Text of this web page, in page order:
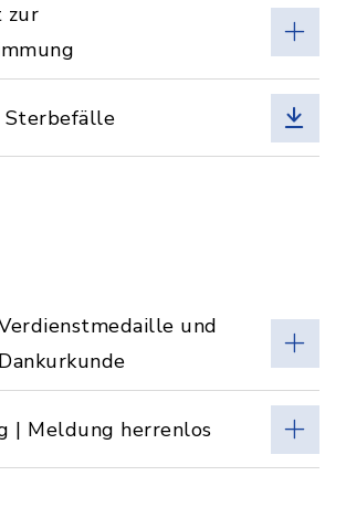
zur
Sterbefälle
und
| Meldung herrenlos